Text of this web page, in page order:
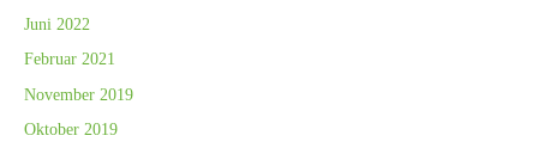
Juni 2022
Februar 2021
November 2019
Oktober 2019